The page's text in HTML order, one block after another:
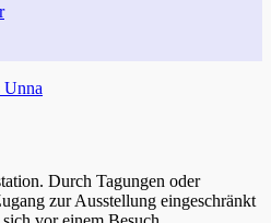
Durch Tagungen oder
zur Ausstellung eingeschränkt